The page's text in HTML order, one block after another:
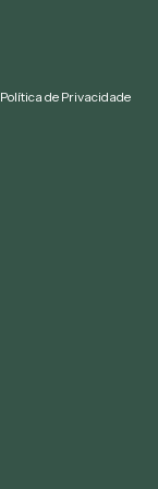
Política de Privacidade